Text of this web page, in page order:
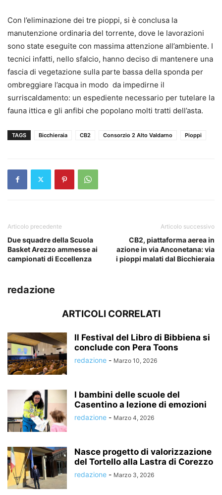
Con l’eliminazione dei tre pioppi, si è conclusa la
manutenzione ordinaria del torrente, dove le lavorazioni
sono state eseguite con massima attenzione all’ambiente. I
tecnici infatti, nello sfalcio, hanno deciso di mantenere una
fascia di vegetazione sulla parte bassa della sponda per
ombreggiare l’acqua in modo da impedirne il
surriscaldamento: un espediente necessario per tutelare la
fauna ittica e gli anfibi che popolano molti tratti dell’asta.
TAGS Bicchieraia CB2 Consorzio 2 Alto Valdarno Pioppi
Articolo precedente
Due squadre della Scuola
Basket Arezzo ammesse ai
campionati di Eccellenza
Articolo successivo
CB2, piattaforma aerea in
azione in via Anconetana: via
i pioppi malati dal Bicchieraia
redazione
ARTICOLI CORRELATI
Il Festival del Libro di Bibbiena si
conclude con Pera Toons
redazione - Marzo 10, 2026
I bambini delle scuole del
Casentino a lezione di emozioni
redazione - Marzo 4, 2026
Nasce progetto di valorizzazione
del Tortello alla Lastra di Corezzo
redazione - Marzo 3, 2026